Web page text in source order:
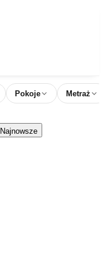
Pokoje Metraż
Najnowsze